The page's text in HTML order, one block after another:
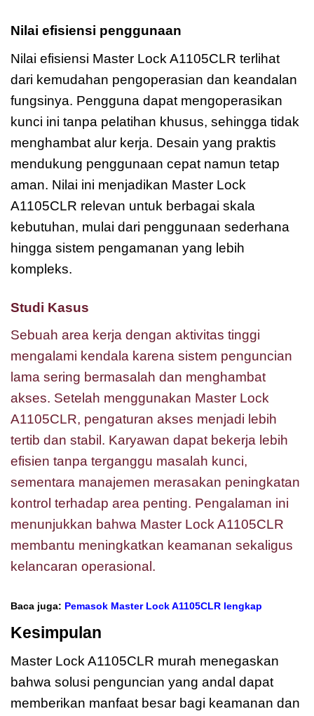
Nilai efisiensi penggunaan
Nilai efisiensi Master Lock A1105CLR terlihat
dari kemudahan pengoperasian dan keandalan
fungsinya. Pengguna dapat mengoperasikan
kunci ini tanpa pelatihan khusus, sehingga tidak
menghambat alur kerja. Desain yang praktis
mendukung penggunaan cepat namun tetap
aman. Nilai ini menjadikan Master Lock
A1105CLR relevan untuk berbagai skala
kebutuhan, mulai dari penggunaan sederhana
hingga sistem pengamanan yang lebih
kompleks.
Studi Kasus
Sebuah area kerja dengan aktivitas tinggi
mengalami kendala karena sistem penguncian
lama sering bermasalah dan menghambat
akses. Setelah menggunakan Master Lock
A1105CLR, pengaturan akses menjadi lebih
tertib dan stabil. Karyawan dapat bekerja lebih
efisien tanpa terganggu masalah kunci,
sementara manajemen merasakan peningkatan
kontrol terhadap area penting. Pengalaman ini
menunjukkan bahwa Master Lock A1105CLR
membantu meningkatkan keamanan sekaligus
kelancaran operasional.
Baca juga: Pemasok Master Lock A1105CLR lengkap
Kesimpulan
Master Lock A1105CLR murah menegaskan
bahwa solusi penguncian yang andal dapat
memberikan manfaat besar bagi keamanan dan